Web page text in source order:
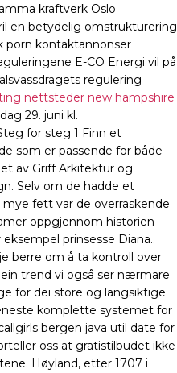
kraftverk Oslo
en betydelig omstrukturering
porn kontaktannonser
E-CO Energi vil på
regulering
nettsteder new hampshire
29. juni kl.
for steg 1 Finn et
som er passende for både
av Griff Arkitektur og
Selv om de hadde et
fett var de overraskende
oppgjennom historien
prinsesse Diana..
berre om å ta kontroll over
trend vi også ser nærmare
for dei store og langsiktige
komplette systemet for
bergen java util date for
oss at gratistilbudet ikke
Høyland, etter 1707 i